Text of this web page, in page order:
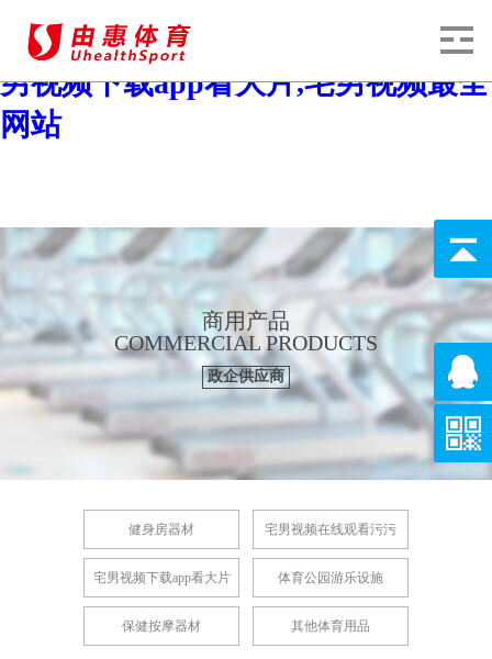
宅男视频,宅男视频在线观看污污,宅
男视频下载app看大片,宅男视频最全
网站
商用产品
COMMERCIAL PRODUCTS
政企供应商
健身房器材 宅男视频在线观看污污
宅男视频下载app看大片 体育公园游乐设施
保健按摩器材 其他体育用品